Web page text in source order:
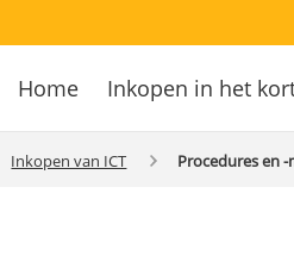
Hoofdnavigatie
Home Inkopen in het
Inkopen van ICT Procedures en